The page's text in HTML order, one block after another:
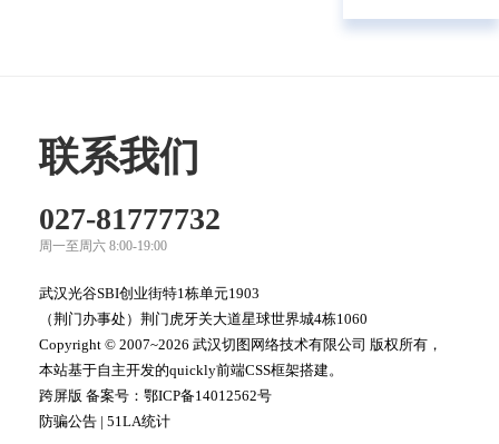
联系我们
027-81777732
周一至周六 8:00-19:00
武汉光谷SBI创业街特1栋单元1903
（荆门办事处）荆门虎牙关大道星球世界城4栋1060
Copyright © 2007~2026 武汉切图网络技术有限公司 版权所有，
本站基于自主开发的quickly前端CSS框架搭建。
跨屏版 备案号： 鄂ICP备14012562号
防骗公告 | 51LA统计